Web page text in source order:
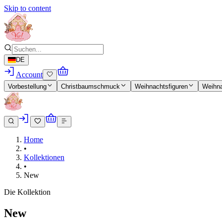
Skip to content
DE
Account
Vorbestellung Christbaumschmuck Weihnachtsfiguren
Home
•
Kollektionen
•
New
Die Kollektion
New